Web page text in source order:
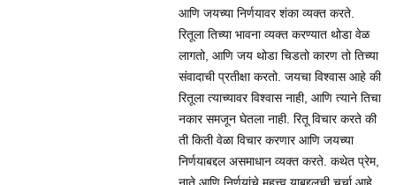
आणि जयच्या निर्णयावर शंका व्यक्त करते.
रितूला तिच्या भावना व्यक्त करण्यात थोडा वेळ
लागतो, आणि जय थोडा चिडतो कारण तो तिच्या
संवादाची प्रतीक्षा करतो. जयचा विश्वास आहे की
रितूला त्याच्यावर विश्वास नाही, आणि त्याने तिचा
नकार समजून घेतला नाही. रितू विचार करते की
ती किती वेळा विचार करणार आणि जयच्या
निर्णयाबद्दल असमाधान व्यक्त करते. कथेत प्रेम,